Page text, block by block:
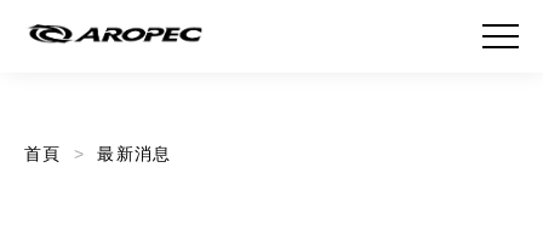
首頁 最新消息